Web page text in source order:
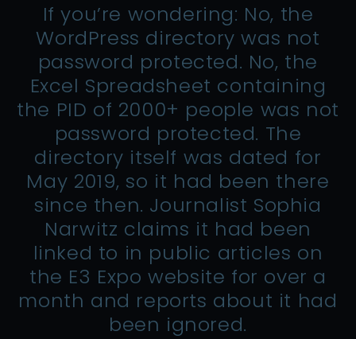
If you’re wondering: No, the
WordPress directory was not
password protected. No, the
Excel Spreadsheet containing
the PID of 2000+ people was not
password protected. The
directory itself was dated for
May 2019, so it had been there
since then. Journalist Sophia
Narwitz claims it had been
linked to in public articles on
the E3 Expo website for over a
month and reports about it had
been ignored.